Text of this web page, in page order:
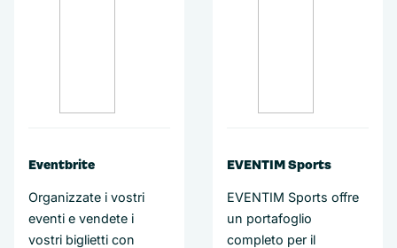
Eventbrite
Organizzate i vostri
eventi e vendete i
vostri biglietti con
EVENTIM Sports
EVENTIM Sports offre
un portafoglio
completo per il